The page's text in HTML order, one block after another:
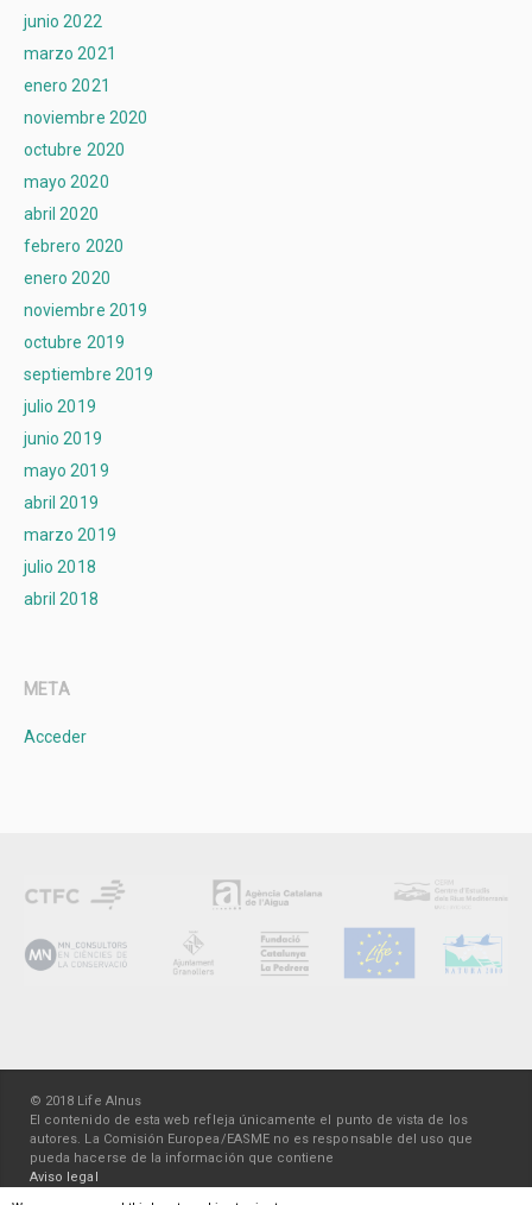
junio 2022
marzo 2021
enero 2021
noviembre 2020
octubre 2020
mayo 2020
abril 2020
febrero 2020
enero 2020
noviembre 2019
octubre 2019
septiembre 2019
julio 2019
junio 2019
mayo 2019
abril 2019
marzo 2019
julio 2018
abril 2018
META
Acceder
© 2018 Life Alnus
El contenido de esta web refleja únicamente el punto de vista de los
autores. La Comisión Europea/EASME no es responsable del uso que
pueda hacerse de la información que contiene
Aviso legal